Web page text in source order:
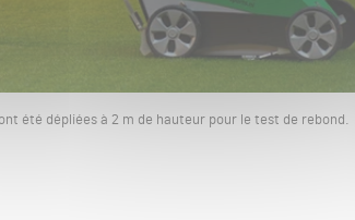
été dépliées à 2 m de hauteur pour le test de rebond.